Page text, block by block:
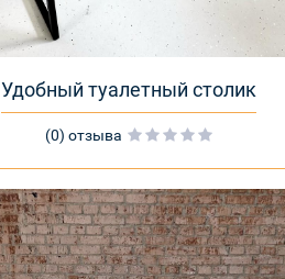
Удобный туалетный столик
(0) отзыва